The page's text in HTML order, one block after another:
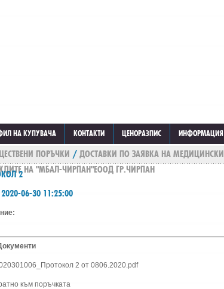
НА КУПУВАЧА КОНТАКТИ ЦЕНОРАЗПИС ИНФОРМАЦИЯ
ПОРЪЧКИ / ДОСТАВКИ ПО ЗАЯВКА НА
НА "МБАЛ-ЧИРПАН"ЕООД ГР.ЧИРПАН
2
06-30 11:25:00
2 от 0806.2020.pdf
към поръчката